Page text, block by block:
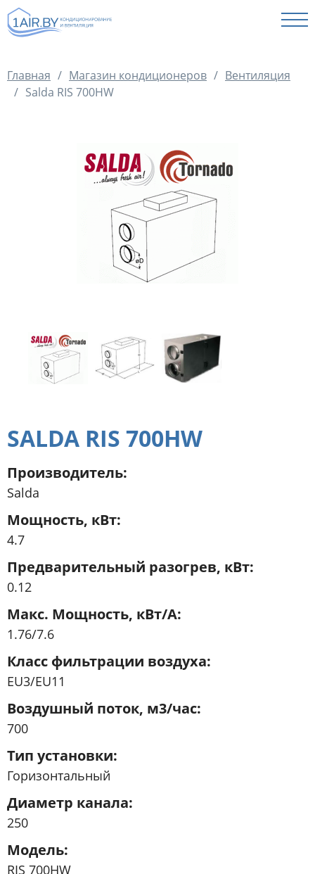
УСЛУГИ
ОТЗЫВЫ
ФОТО НАШИХ РАБОТ
СТАТЬИ
Главная / Магазин кондиционеров / Вентиляция
/ Salda RIS 700HW
SALDA RIS 700HW
Модель
RIS 700HW
Производитель
Salda
Мощность, кВт
4.7
Предварительный разогрев, кВт
0.12
Макс. Мощность, кВт/А
1.76/7.6
Класс фильтрации воздуха
EU3/EU11
Воздушный поток, м3/час
700
Тип установки
Горизонтальный
Диаметр канала
250